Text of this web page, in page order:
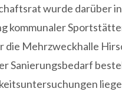
wurde darüber
kommunaler
die Mehrzweckhalle
Sanierungsbedarf